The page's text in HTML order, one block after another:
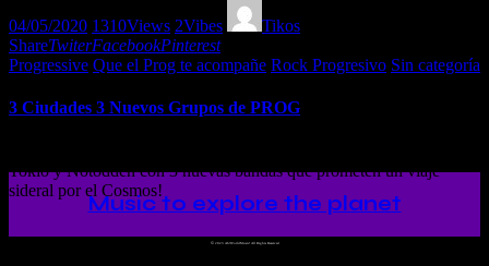
04/05/2020 1310Views 2Vibes
Tikos
ShareTwiterFacebookPinterest
Progressive Que el Prog te acompañe Rock Progresivo Sin categoría
3 Ciudades 3 Nuevos Grupos de PROG
Tokio y Notodden con 3 nuevas bandas que prometen un viaje
sideral por el Cosmos!
Music to explore the planet
© 2023 Ah!WorldMusic! All Rights Reserved